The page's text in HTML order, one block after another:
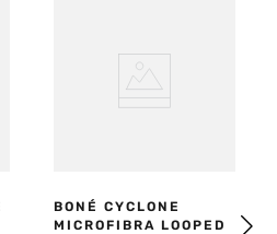
BONÉ CYCLONE
MICROFIBRA LOOPED